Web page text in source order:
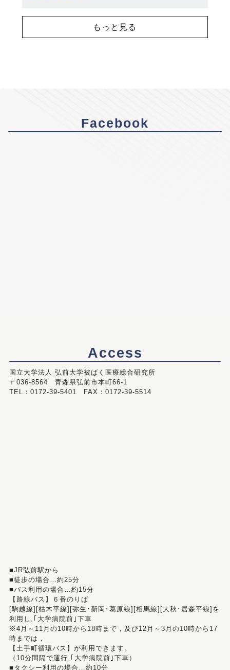
もっと見る
Facebook
Access
国立大学法人 弘前大学被ばく医療総合研究所
〒036-8564 青森県弘前市本町66-1
TEL：0172-39-5401 FAX：0172-39-5514
■JR弘前駅から
■徒歩の場合…約25分
■バス利用の場合…約15分
【路線バス】６番のりば
[駒越線][枯木平線][弥生･新岡･葛原線][相馬線][大秋･居森平線]を
利用し,｢大学病院前｣下車
※4月～11月の10時から18時まで，及び12月～3月の10時から17
時までは，
【土手町循環バス】が利用できます。
（10分間隔で運行,｢大学病院前｣下車）
■タクシー利用の場合…約10分